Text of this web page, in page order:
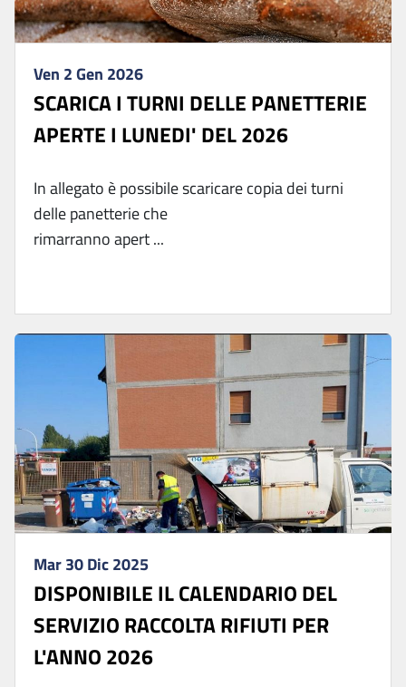
Ven 2 Gen 2026
SCARICA I TURNI DELLE PANETTERIE
APERTE I LUNEDI' DEL 2026
In allegato è possibile scaricare copia dei turni
delle panetterie che
rimarranno apert ...
Mar 30 Dic 2025
DISPONIBILE IL CALENDARIO DEL
SERVIZIO RACCOLTA RIFIUTI PER
L'ANNO 2026